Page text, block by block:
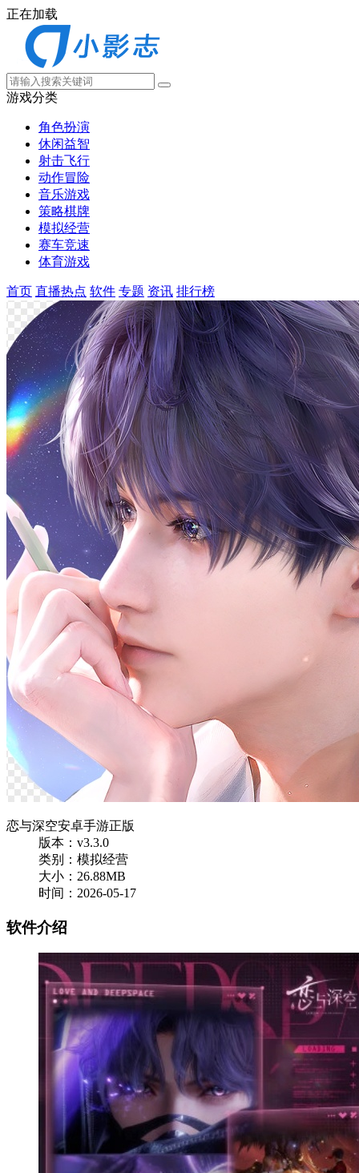
正在加载
游戏分类
角色扮演
休闲益智
射击飞行
动作冒险
音乐游戏
策略棋牌
模拟经营
赛车竞速
体育游戏
首页 直播热点 软件 专题 资讯 排行榜
恋与深空安卓手游正版
版本：v3.3.0
类别：模拟经营
大小：26.88MB
时间：2026-05-17
软件介绍